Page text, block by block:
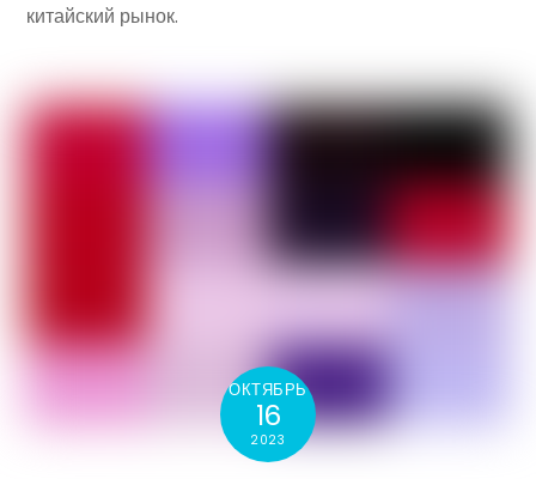
китайский рынок.
ОКТЯБРЬ
16
2023